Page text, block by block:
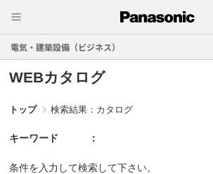
電気・建築設備（ビジネス）
WEBカタログ
トップ 検索結果：カタログ
キーワード
条件を入力して検索して下さい。